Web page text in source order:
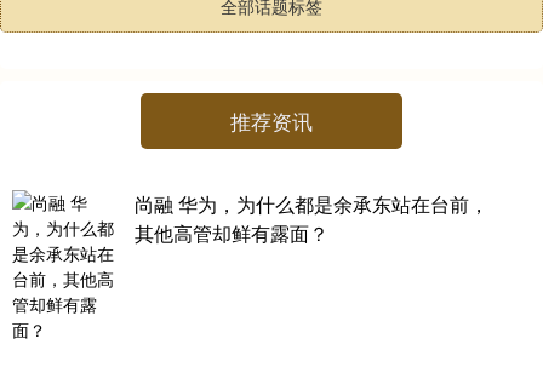
全部话题标签
推荐资讯
尚融 华为，为什么都是余承东站在台前，
其他高管却鲜有露面？